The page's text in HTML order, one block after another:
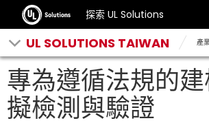
探索 UL Solutions
UL SOLUTIONS TAIWAN 產
專為遵循法規的
擬檢測與驗證